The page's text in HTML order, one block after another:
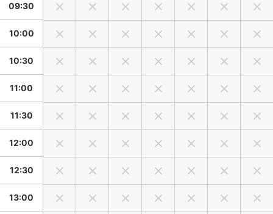
09:30
10:00
10:30
11:00
11:30
12:00
12:30
13:00